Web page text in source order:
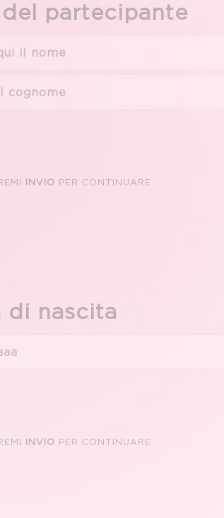
partecipante
INVIO PER CONTINUARE
di nascita
INVIO PER CONTINUARE